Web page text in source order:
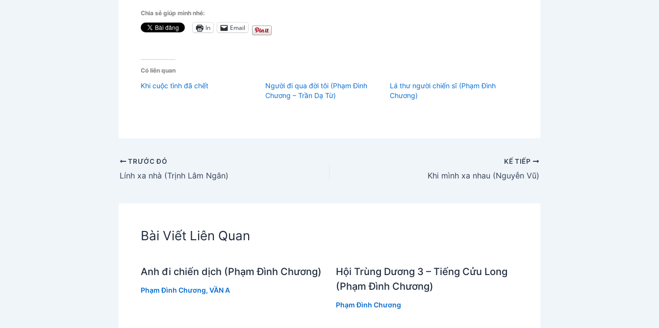
Chia sẻ giúp mình nhé:
In Email
Có liên quan
Khi cuộc tình đã chết
Người đi qua đời tôi (Phạm Đình
Chương – Trần Dạ Từ)
Lá thư người chiến sĩ (Phạm Đình
Chương)
TRƯỚC ĐÓ
Lính xa nhà (Trịnh Lâm Ngân)
KẾ TIẾP
Khi mình xa nhau (Nguyễn Vũ)
Bài Viết Liên Quan
Anh đi chiến dịch (Phạm Đình Chương)
Phạm Đình Chương, VẦN A
Hội Trùng Dương 3 – Tiếng Cửu Long
(Phạm Đình Chương)
Phạm Đình Chương